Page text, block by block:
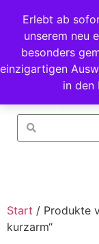
Erlebt ab
unserem neu
besonders
einzigartigen
in den
Start / Produkte
kurzarm“